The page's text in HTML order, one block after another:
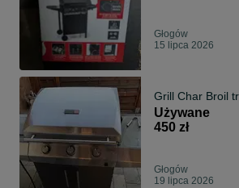
Głogów
15 lipca 2026
Używane
450 zł
Głogów
19 lipca 2026